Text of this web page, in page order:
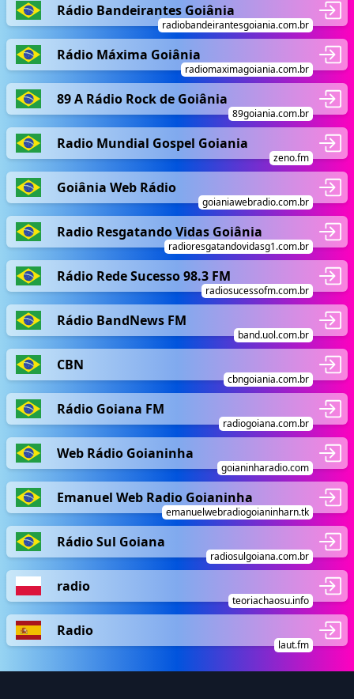
Rádio Bandeirantes Goiânia
radiobandeirantesgoiania.com.br
Rádio Máxima Goiânia
radiomaximagoiania.com.br
89 A Rádio Rock de Goiânia
89goiania.com.br
Radio Mundial Gospel Goiania
zeno.fm
Goiânia Web Rádio
goianiawebradio.com.br
Radio Resgatando Vidas Goiânia
radioresgatandovidasg1.com.br
Rádio Rede Sucesso 98.3 FM
radiosucessofm.com.br
Rádio BandNews FM
band.uol.com.br
CBN
cbngoiania.com.br
Rádio Goiana FM
radiogoiana.com.br
Web Rádio Goianinha
goianinharadio.com
Emanuel Web Radio Goianinha
emanuelwebradiogoianinharn.tk
Rádio Sul Goiana
radiosulgoiana.com.br
radio
teoriachaosu.info
Radio
laut.fm